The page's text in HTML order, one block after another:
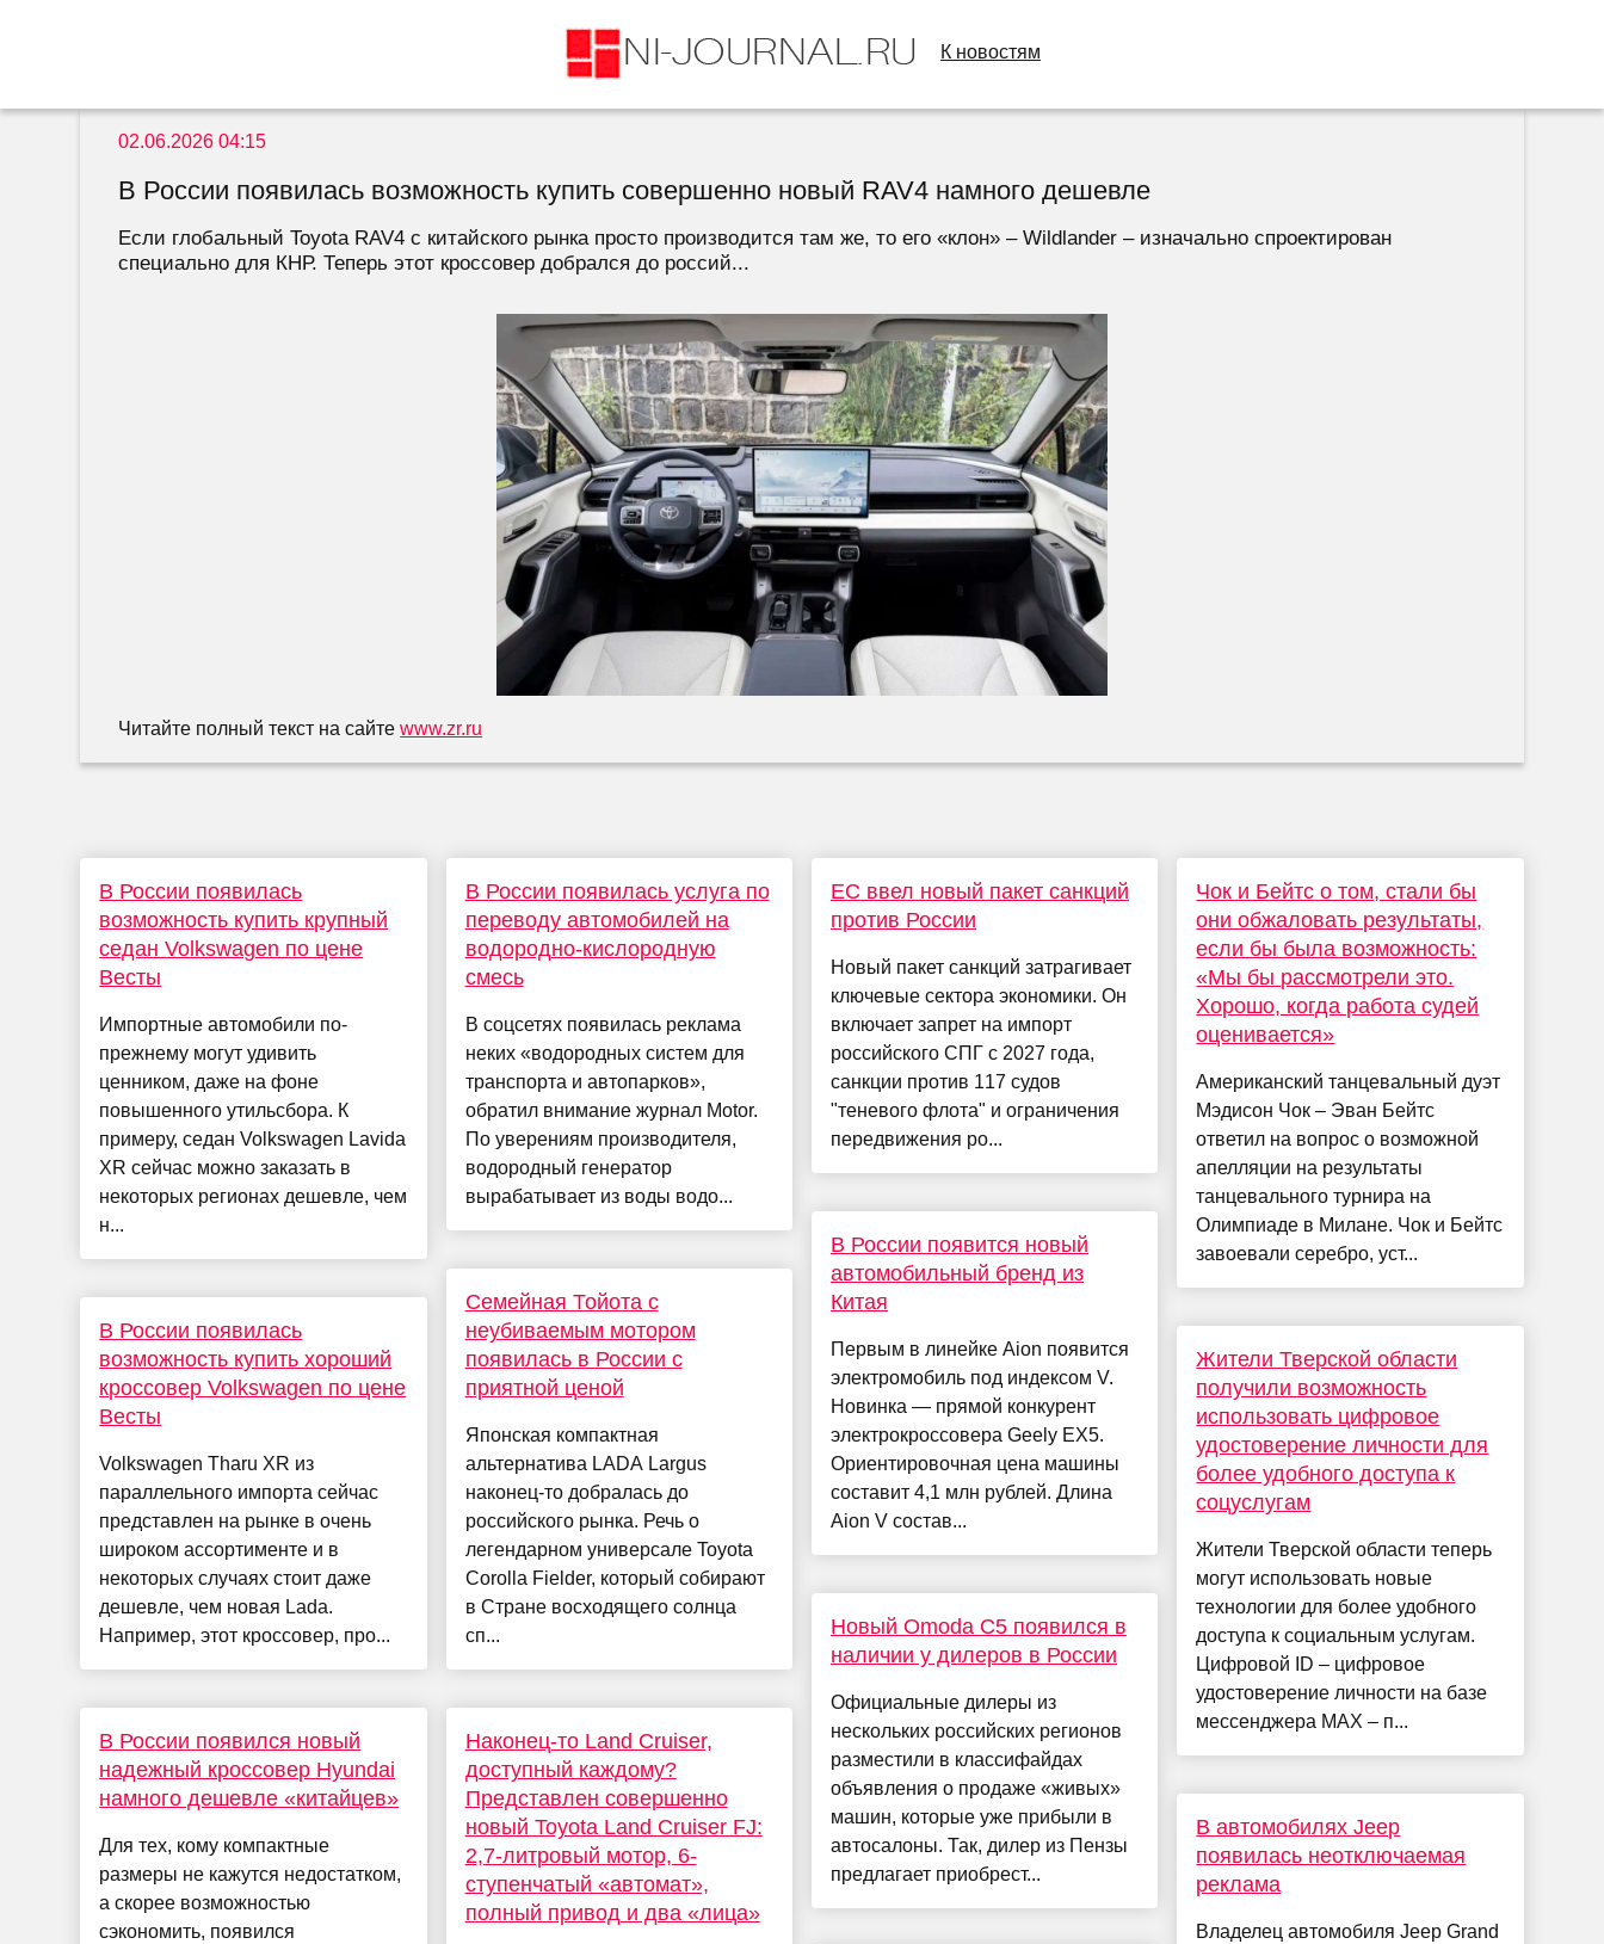
К новостям
02.06.2026 04:15
В России появилась возможность купить совершенно новый RAV4 намного дешевле
Если глобальный Toyota RAV4 с китайского рынка просто производится там же, то его «клон» – Wildlander – изначально спроектирован
специально для КНР. Теперь этот кроссовер добрался до россий...
Читайте полный текст на сайтеwww.zr.ru
В России появилась
возможность купить крупный
седан Volkswagen по цене
Весты
Импортные автомобили по-
прежнему могут удивить
ценником, даже на фоне
повышенного утильсбора. К
примеру, седан Volkswagen Lavida
XR сейчас можно заказать в
некоторых регионах дешевле, чем
н...
В России появилась
возможность купить хороший
кроссовер Volkswagen по цене
Весты
Volkswagen Tharu XR из
параллельного импорта сейчас
представлен на рынке в очень
широком ассортименте и в
некоторых случаях стоит даже
дешевле, чем новая Lada.
Например, этот кроссовер, про...
В России появился новый
надежный кроссовер Hyundai
намного дешевле «китайцев»
Для тех, кому компактные
размеры не кажутся недостатком,
а скорее возможностью
сэкономить, появился
В России появилась услуга по
переводу автомобилей на
водородно-кислородную
смесь
В соцсетях появилась реклама
неких «водородных систем для
транспорта и автопарков»,
обратил внимание журнал Motor.
По уверениям производителя,
водородный генератор
вырабатывает из воды водо...
Семейная Тойота с
неубиваемым мотором
появилась в России с
приятной ценой
Японская компактная
альтернатива LADA Largus
наконец-то добралась до
российского рынка. Речь о
легендарном универсале Toyota
Corolla Fielder, который собирают
в Стране восходящего солнца
сп...
Наконец-то Land Cruiser,
доступный каждому?
Представлен совершенно
новый Toyota Land Cruiser FJ:
2,7-литровый мотор, 6-
ступенчатый «автомат»,
полный привод и два «лица»
ЕС ввел новый пакет санкций
против России
Новый пакет санкций затрагивает
ключевые сектора экономики. Он
включает запрет на импорт
российского СПГ с 2027 года,
санкции против 117 судов
"теневого флота" и ограничения
передвижения ро...
В России появится новый
автомобильный бренд из
Китая
Первым в линейке Aion появится
электромобиль под индексом V.
Новинка — прямой конкурент
электрокроссовера Geely EX5.
Ориентировочная цена машины
составит 4,1 млн рублей. Длина
Aion V состав...
Новый Omoda C5 появился в
наличии у дилеров в России
Официальные дилеры из
нескольких российских регионов
разместили в классифайдах
объявления о продаже «живых»
машин, которые уже прибыли в
автосалоны. Так, дилер из Пензы
предлагает приобрест...
Чок и Бейтс о том, стали бы
они обжаловать результаты,
если бы была возможность:
«Мы бы рассмотрели это.
Хорошо, когда работа судей
оценивается»
Американский танцевальный дуэт
Мэдисон Чок – Эван Бейтс
ответил на вопрос о возможной
апелляции на результаты
танцевального турнира на
Олимпиаде в Милане. Чок и Бейтс
завоевали серебро, уст...
Жители Тверской области
получили возможность
использовать цифровое
удостоверение личности для
более удобного доступа к
соцуслугам
Жители Тверской области теперь
могут использовать новые
технологии для более удобного
доступа к социальным услугам.
Цифровой ID – цифровое
удостоверение личности на базе
мессенджера MAX – п...
В автомобилях Jeep
появилась неотключаемая
реклама
Владелец автомобиля Jeep Grand